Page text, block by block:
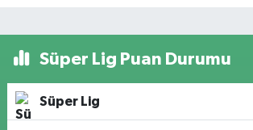
Süper Lig Puan Durumu
Süper Lig